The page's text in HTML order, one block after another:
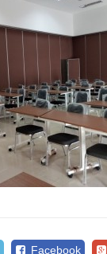
Facebook